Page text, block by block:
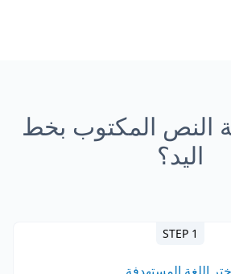
النص المكتوب بخط
اليد؟
STEP 1